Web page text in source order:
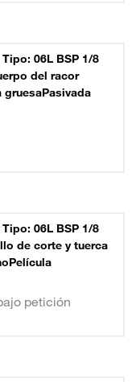
06L BSP 1/8
del racor
06L BSP 1/8
de corte y tuerca
petición